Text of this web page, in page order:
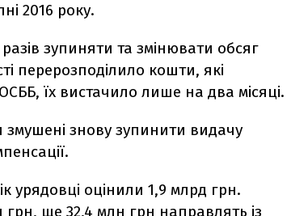
2016 року.
зупиняти та змінювати обсяг
перерозподілило кошти, які
їх вистачило лише на два місяці.
змушені знову зупинити видачу
урядовці оцінили 1,9 млрд грн.
ще 32,4 млн грн направлять із